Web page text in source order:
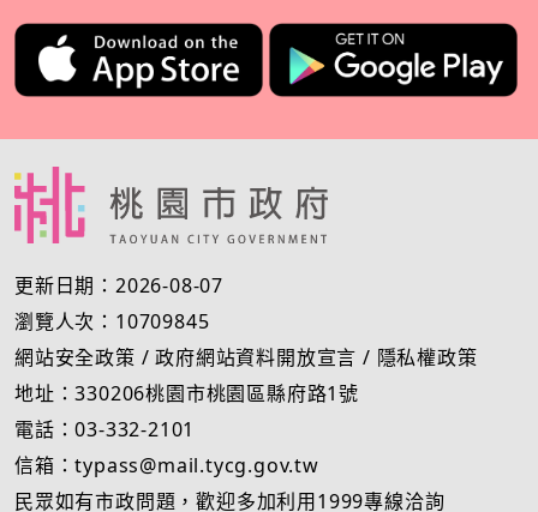
更新日期：2026-08-07
瀏覽人次：10709845
網站安全政策 /政府網站資料開放宣言 / 隱私權政策
地址：330206桃園市桃園區縣府路1號
電話：03-332-2101
信箱：typass@mail.tycg.gov.tw
民眾如有市政問題，歡迎多加利用1999專線洽詢